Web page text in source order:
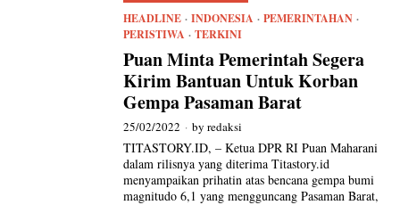
HEADLINE · INDONESIA · PEMERINTAHAN ·
PERISTIWA · TERKINI
Puan Minta Pemerintah Segera
Kirim Bantuan Untuk Korban
Gempa Pasaman Barat
25/02/2022 byredaksi
TITASTORY.ID, – Ketua DPR RI Puan Maharani
dalam rilisnya yang diterima Titastory.id
menyampaikan prihatin atas bencana gempa bumi
magnitudo 6,1 yang mengguncang Pasaman Barat,